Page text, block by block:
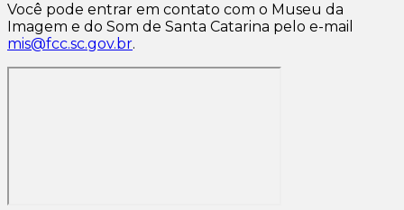
Você pode entrar em contato com o Museu da
Imagem e do Som de Santa Catarina pelo e-mail
mis@fcc.sc.gov.br.